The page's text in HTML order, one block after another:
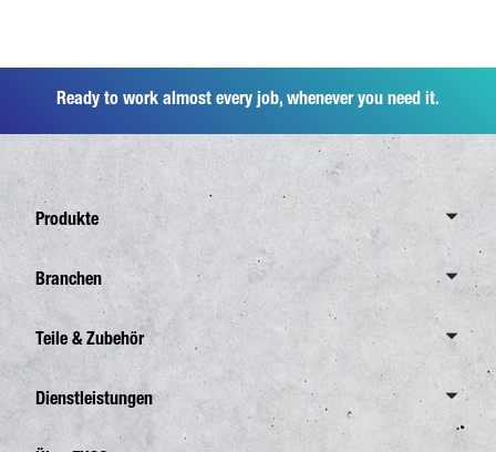
Ready to work almost every job, whenever you need it.
Produkte
Übersicht Canter
7,5 Tonnen
8,55 Tonnen
Branchen
Übersicht Branchen
Abfallentsorgung
Bauverkehr
Teile & Zubehör
Übersicht Teile & Zubehör
Dienstleistungen
Übersicht Dienstleistungen